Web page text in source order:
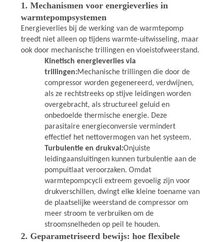
1. Mechanismen voor energieverlies in
warmtepompsystemen
Energieverlies bij de werking van de warmtepomp
treedt niet alleen op tijdens warmte-uitwisseling, maar
ook door mechanische trillingen en vloeistofweerstand.
Kinetisch energieverlies via
trillingen:Mechanische trillingen die door de
compressor worden gegenereerd, verdwijnen,
als ze rechtstreeks op stijve leidingen worden
overgebracht, als structureel geluid en
onbedoelde thermische energie. Deze
parasitaire energieconversie vermindert
effectief het nettovermogen van het systeem.
Turbulentie en drukval:Onjuiste
leidingaansluitingen kunnen turbulentie aan de
pompuitlaat veroorzaken. Omdat
warmtepompcycli extreem gevoelig zijn voor
drukverschillen, dwingt elke kleine toename van
de plaatselijke weerstand de compressor om
meer stroom te verbruiken om de
stroomsnelheden op peil te houden.
2. Geparametriseerd bewijs: hoe flexibele